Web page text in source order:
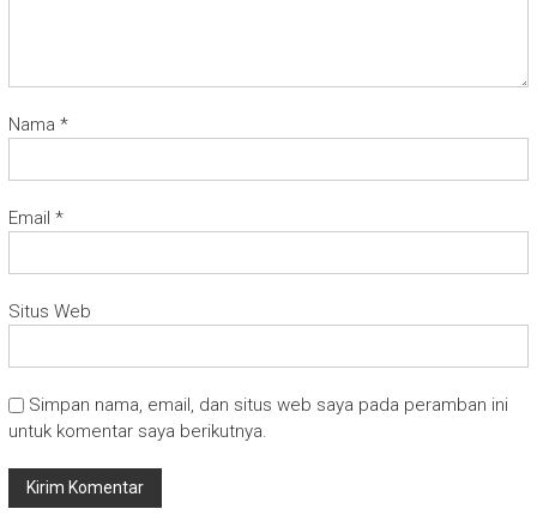
Nama *
Email *
Situs Web
Simpan nama, email, dan situs web saya pada peramban ini
untuk komentar saya berikutnya.